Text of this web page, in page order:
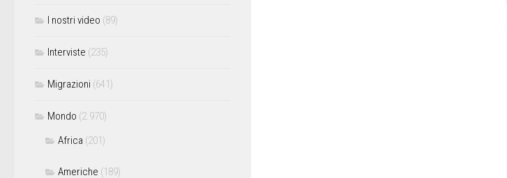
I nostri video (89)
Interviste (235)
Migrazioni (641)
Mondo (2.970)
Africa (201)
Americhe (189)